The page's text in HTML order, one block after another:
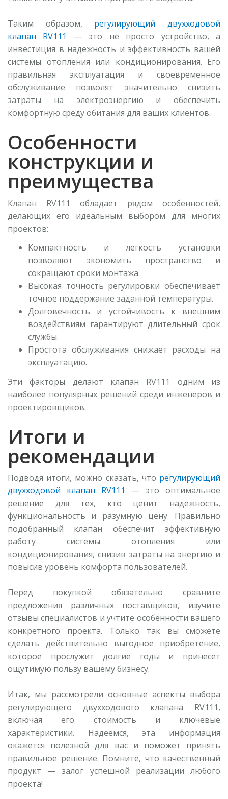
Таким образом, регулирующий двухходовой
клапан RV111
— это не просто устройство, а
инвестиция в надежность и эффективность вашей
системы отопления или кондиционирования. Его
правильная эксплуатация и своевременное
обслуживание позволят значительно снизить
затраты на электроэнергию и обеспечить
комфортную среду обитания для ваших клиентов.
Особенности
конструкции и
преимущества
Клапан RV111 обладает рядом особенностей,
делающих его идеальным выбором для многих
проектов:
Компактность и легкость установки
позволяют экономить пространство и
сокращают сроки монтажа.
Высокая точность регулировки обеспечивает
точное поддержание заданной температуры.
Долговечность и устойчивость к внешним
воздействиям гарантируют длительный срок
службы.
Простота обслуживания снижает расходы на
эксплуатацию.
Эти факторы делают клапан RV111 одним из
наиболее популярных решений среди инженеров и
проектировщиков.
Итоги и
рекомендации
Подводя итоги, можно сказать, что регулирующий
двухходовой клапан RV111
— это оптимальное
решение для тех, кто ценит надежность,
функциональность и разумную цену. Правильно
подобранный клапан обеспечит эффективную
работу системы отопления или
кондиционирования, снизив затраты на энергию и
повысив уровень комфорта пользователей.
Перед покупкой обязательно сравните
предложения различных поставщиков, изучите
отзывы специалистов и учтите особенности вашего
конкретного проекта. Только так вы сможете
сделать действительно выгодное приобретение,
которое прослужит долгие годы и принесет
ощутимую пользу вашему бизнесу.
Итак, мы рассмотрели основные аспекты выбора
регулирующего двухходового клапана RV111,
включая его стоимость и ключевые
характеристики. Надеемся, эта информация
окажется полезной для вас и поможет принять
правильное решение. Помните, что качественный
продукт — залог успешной реализации любого
проекта!